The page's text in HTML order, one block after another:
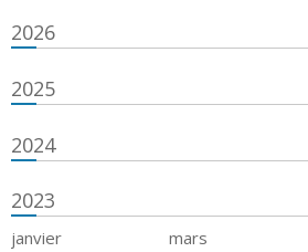
2026
2025
2024
2023
janvier mars